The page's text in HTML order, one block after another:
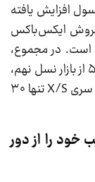
افزایش یافته
فروش ایکس‌باکس
است. در مجموع،
این ارقام نشان می‌دهد که سهم پلی‌استیشن ۵ از بازار نسل نهم،
تقریباً ۷۰ درصد است، در حالی که ایکس‌باکس سری X/S تنها ۳۰
خود را از دور